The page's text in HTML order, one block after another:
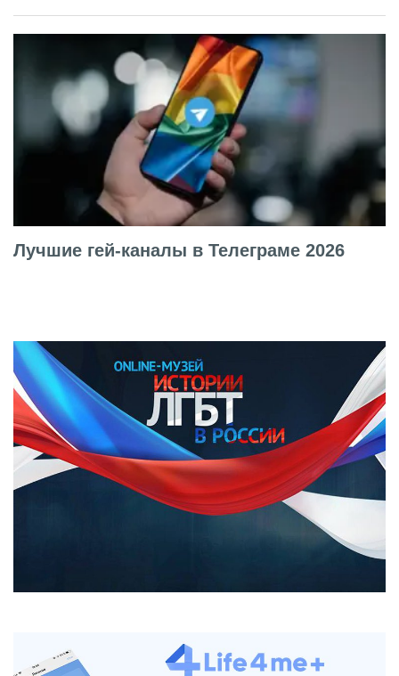
Лучшие гей-каналы в Телеграме 2026